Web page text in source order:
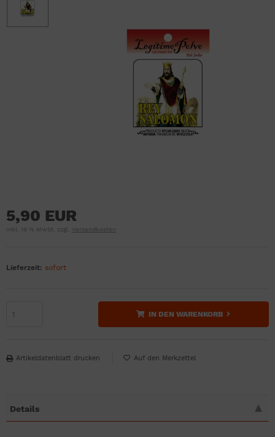
5,90 EUR
inkl. 19 % MwSt. zzgl. Versandkosten
Lieferzeit: sofort
IN DEN WARENKORB
Artikeldatenblatt drucken
Details